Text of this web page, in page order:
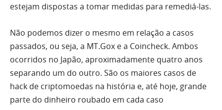
estejam dispostas a tomar medidas para remediá-las.
Não podemos dizer o mesmo em relação a casos
passados, ou seja, a MT.Gox e a Coincheck. Ambos
ocorridos no Japão, aproximadamente quatro anos
separando um do outro. São os maiores casos de
hack de criptomoedas na história e, até hoje, grande
parte do dinheiro roubado em cada caso